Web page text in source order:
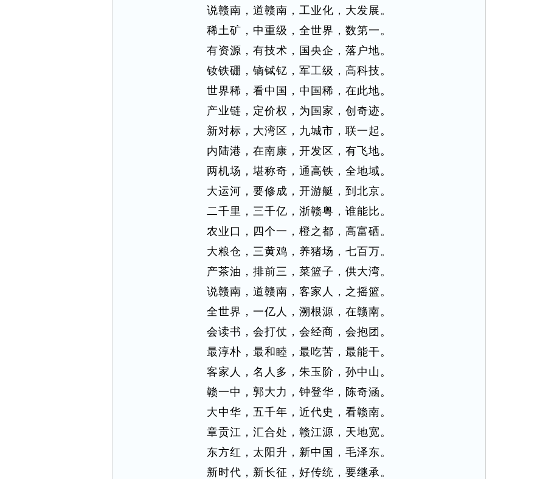
说赣南，道赣南，工业化，大发展。
稀土矿，中重级，全世界，数第一。
有资源，有技术，国央企，落户地。
钕铁硼，镝铽钇，军工级，高科技。
世界稀，看中国，中国稀，在此地。
产业链，定价权，为国家，创奇迹。
新对标，大湾区，九城市，联一起。
内陆港，在南康，开发区，有飞地。
两机场，堪称奇，通高铁，全地域。
大运河，要修成，开游艇，到北京。
二千里，三千亿，浙赣粤，谁能比。
农业口，四个一，橙之都，高富硒。
大粮仓，三黄鸡，养猪场，七百万。
产茶油，排前三，菜篮子，供大湾。
说赣南，道赣南，客家人，之摇篮。
全世界，一亿人，溯根源，在赣南。
会读书，会打仗，会经商，会抱团。
最淳朴，最和睦，最吃苦，最能干。
客家人，名人多，朱玉阶，孙中山。
赣一中，郭大力，钟登华，陈奇涵。
大中华，五千年，近代史，看赣南。
章贡江，汇合处，赣江源，天地宽。
东方红，太阳升，新中国，毛泽东。
新时代，新长征，好传统，要继承。